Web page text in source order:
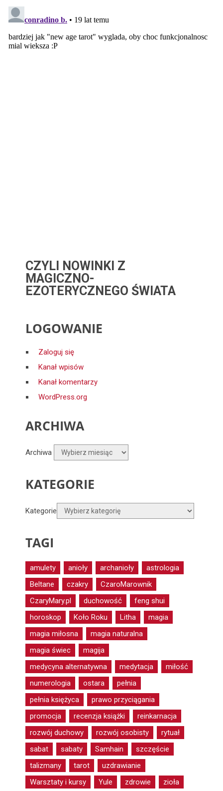
CZYLI NOWINKI Z
MAGICZNO-
EZOTERYCZNEGO ŚWIATA
LOGOWANIE
Zaloguj się
Kanał wpisów
Kanał komentarzy
WordPress.org
ARCHIWA
Archiwa
KATEGORIE
Kategorie
TAGI
amulety anioły archanioły
astrologia
Beltane
czakry
CzaroMarownik
CzaryMary.pl
duchowość
feng shui
horoskop
Koło Roku Litha
magia
magia miłosna
magia naturalna
magia świec
magija
medycyna alternatywna
medytacja
miłość
numerologia
ostara
pełnia
pełnia księżyca
prawo przyciągania
promocja
recenzja książki
reinkarnacja
rozwój duchowy
rozwój osobisty
rytuał
sabat
sabaty Samhain
szczęście
talizmany
tarot
uzdrawianie
Warsztaty i kursy
Yule zdrowie zioła